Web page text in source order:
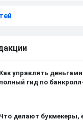
Как управлять
полный гид по
Что делают букмекеры,